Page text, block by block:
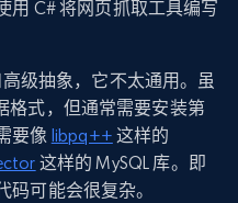
用 C# 将网页抓取工具编写
级抽象，它不太通用。虽
格式，但通常需要安装第
要像 libpq++ 这样的
这样的 MySQL 库。即
可能会很复杂。